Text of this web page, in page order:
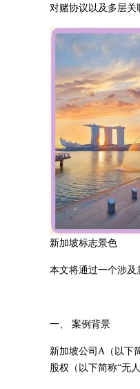
对赌协议以及多层关
新加坡标志景色
本文将通过一个涉及
一、 案例背景
新加坡公司A（以下
股权（以下简称“无人